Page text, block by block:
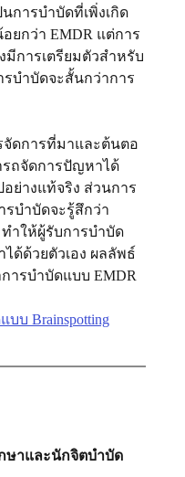
การบำบัดที่เพิ่งเกิด
ยกว่า EMDR แต่การ
มีการเตรียมตัวสำหรับ
รบำบัดจะสั้นกว่าการ
จัดการที่มาและต้นตอ
ถจัดการปัญหาได้
ย่างแท้จริง ส่วนการ
รบำบัดจะรู้สึกว่า
ำให้ผู้รับการบำบัด
ด้ด้วยตัวเอง ผลลัพธ์
ารบำบัดแบบ EMDR
บ Brainspotting
ษาและนักจิตบำบัด